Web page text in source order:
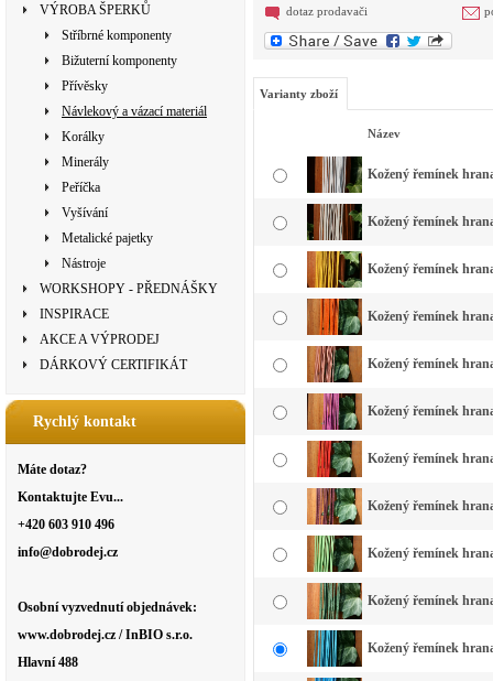
VÝROBA ŠPERKŮ
Stříbrné komponenty
Bižuterní komponenty
Přívěsky
Návlekový a vázací materiál
Korálky
Minerály
Peříčka
Vyšívání
Metalické pajetky
Nástroje
WORKSHOPY - PŘEDNÁŠKY
INSPIRACE
AKCE A VÝPRODEJ
DÁRKOVÝ CERTIFIKÁT
Rychlý kontakt
Máte dotaz?
Kontaktujte Evu...
+420 603 910 496
info@dobrodej.cz
Osobní vyzvednutí objednávek:
www.dobrodej.cz / InBIO s.r.o.
Hlavní 488
dotaz prodavači
Varianty zboží
Název
Kožený řemínek
Kožený řemínek
Kožený řemínek
Kožený řemínek
Kožený řemínek
Kožený řemínek
Kožený řemínek
Kožený řemínek
Kožený řemínek
Kožený řemínek
Kožený řemínek